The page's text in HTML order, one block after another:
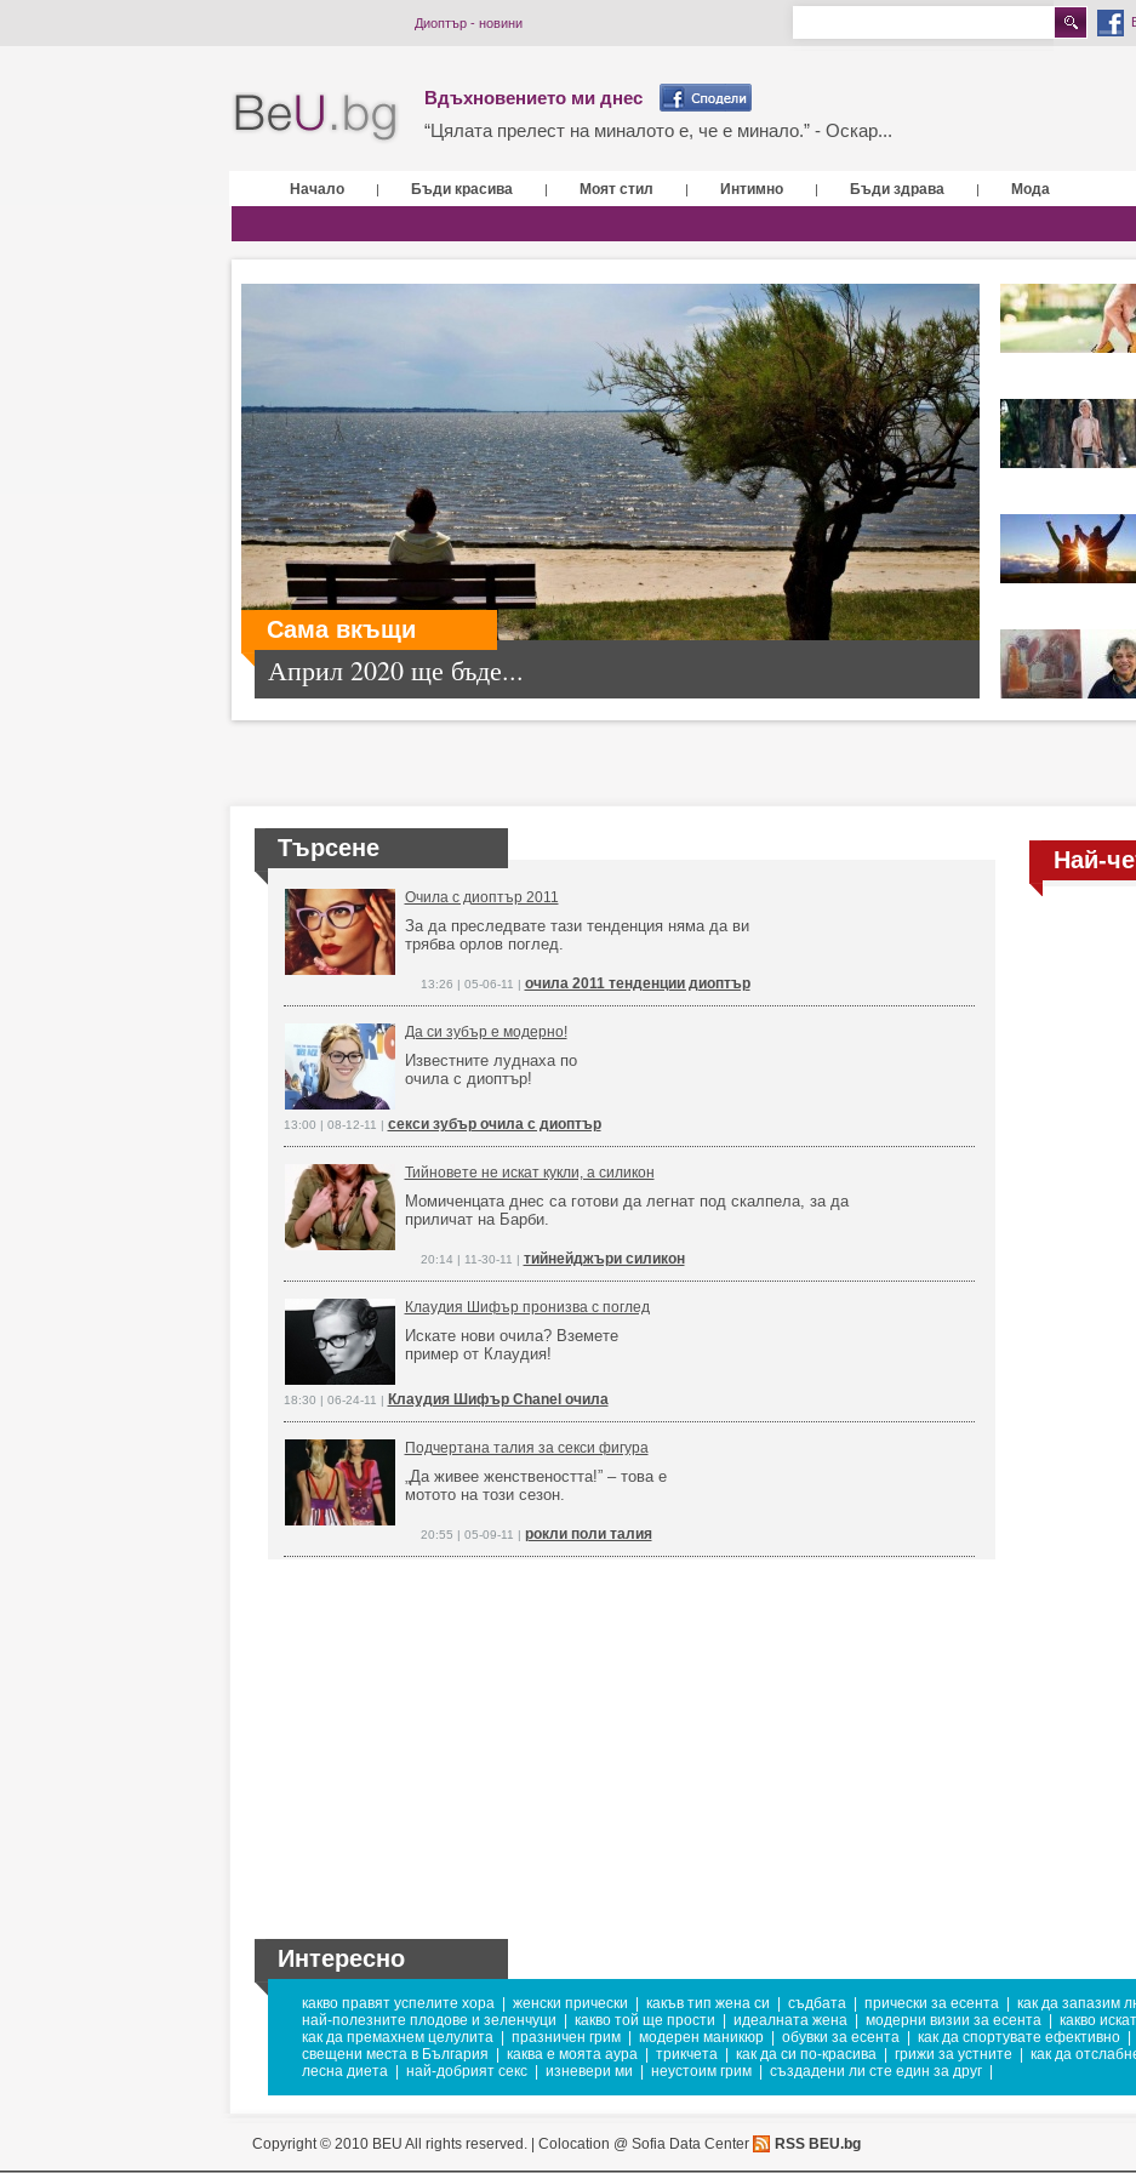
Диоптър - новини
Вдъхновението ми днес
“Цялата прелест на миналото е, че е минало.” - Оскар...
Начало | Бъди красива | Моят стил | Интимно | Бъди здрава | Мода
Сама вкъщи
Април 2020 ще бъде...
Търсене
Очила с диоптър 2011
За да преследвате тази тенденция няма да ви
трябва орлов поглед.
13:26 | 05-06-11 | очила 2011 тенденции диоптър
Да си зубър е модерно!
Известните луднаха по
очила с диоптър!
13:00 | 08-12-11 | секси зубър очила с диоптър
Тийновете не искат кукли, а силикон
Момиченцата днес са готови да легнат под скалпела, за да
приличат на Барби.
20:14 | 11-30-11 | тийнейджъри силикон
Клаудия Шифър пронизва с поглед
Искате нови очила? Вземете
пример от Клаудия!
18:30 | 06-24-11 | Клаудия Шифър Chanel очила
Подчертана талия за секси фигура
„Да живее женствеността!” – това е
мотото на този сезон.
20:55 | 05-09-11 | рокли поли талия
Най-
Интересно
какво правят успелите хора женски прически какъв тип жена си съдбата прически за есента как да запазим
най-полезните плодове и зеленчуци
какво той ще прости идеалната жена модерни визии за есента какво
как да премахнем целулита
празничен грим модерен маникюр обувки за есента как да спортувате ефективно
свещени места в България
каква е моята аура трикчета как да си по-красива грижи за устните как да
лесна диета
най-добрият секс изневери ми неустоим грим създадени ли сте един за друг
Copyright © 2010 BEU All rights reserved. | Colocation @ Sofia Data Center RSS BEU.bg